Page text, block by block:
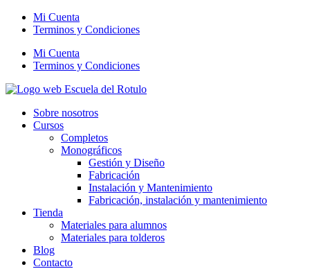
Mi Cuenta
Terminos y Condiciones
Mi Cuenta
Terminos y Condiciones
Sobre nosotros
Cursos
Completos
Monográficos
Gestión y Diseño
Fabricación
Instalación y Mantenimiento
Fabricación, instalación y mantenimiento
Tienda
Materiales para alumnos
Materiales para tolderos
Blog
Contacto